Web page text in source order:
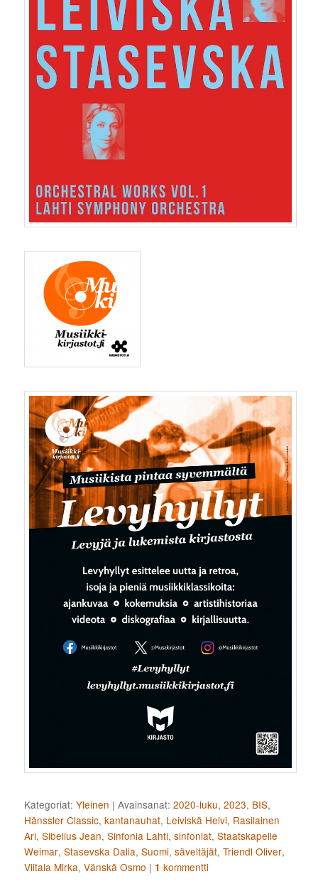
Kategoriat: Yleinen |Avainsanat: 2020-luku,2023, BIS,
Hänssler Classic,kantanauhat, Leiviskä Helvi, Rasilainen
Ari,Sibelius Jean,Sinfonia Lahti,sinfoniat,Staatskapelle
Weimar,Stasevska Dalia,Suomi,säveltäjät,Triendl Oliver,
Viitala Mirka,Vänskä Osmo | 1 kommentti